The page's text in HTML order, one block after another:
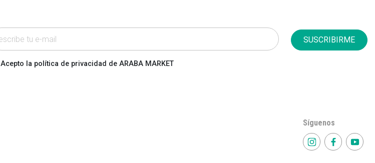
Acepto la política de privacidad de ARABA MARKET
SUSCRIBIRME
Síguenos